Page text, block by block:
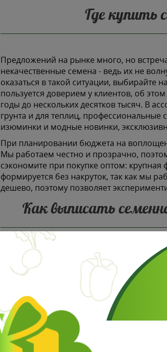
Где купить
Предложений на рынке много, но
некачественные семена - ведь их не
оказаться в такой ситуации,
пользуется доверием у клиентов, об
годы до нескольких десятков тысяч. В
грунта и для теплиц,
изюминки и модные новинки,
При планировании бюджета на
Мы работаем честно и прозрачно,
сэкономите при покупке оптом: крупная
формируется без накруток, так как мы
дешево, поэтому позволяет
Как выписать
На нашем сайте предусмотрена
проблем. Наши квалифицированные
агротехнике. Минимальный заказ на
мы оперативно отправим посылку.
платежом. Доставка осуществляется
профессиональная упаковка сохранит